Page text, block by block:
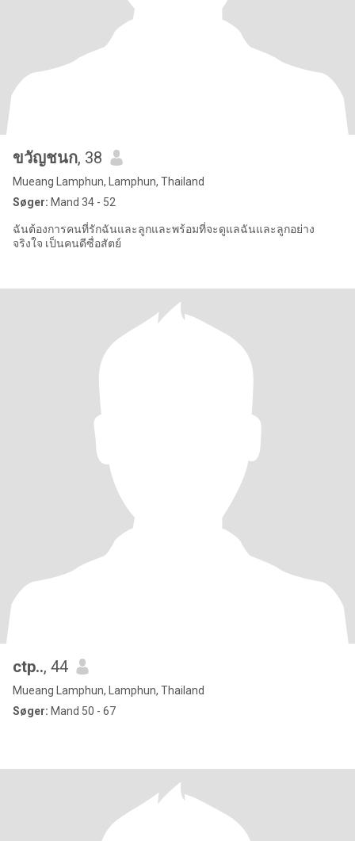
ขวัญชนก, 38
Mueang Lamphun, Lamphun, Thailand
Søger: Mand 34 - 52
ฉันต้องการคนที่รักฉันและลูกและพร้อมที่จะดูแลฉันและลูกอย่าง
จริงใจ เป็นคนดีซื่อสัตย์
ctp.., 44
Mueang Lamphun, Lamphun, Thailand
Søger: Mand 50 - 67